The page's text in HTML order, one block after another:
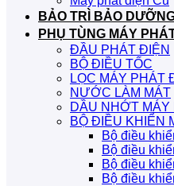
BẢO TRÌ BẢO
PHỤ TÙNG MÁY
ĐẦU PHÁT ĐIỆN
BỘ ĐIỀU TỐC
LỌC MÁY PHÁT
NƯỚC LÀM MÁT
DẦU NHỚT MÁY
BỘ ĐIỀU KHIỂN
Bộ điều
Bộ điều
Bộ điều
Bộ điều